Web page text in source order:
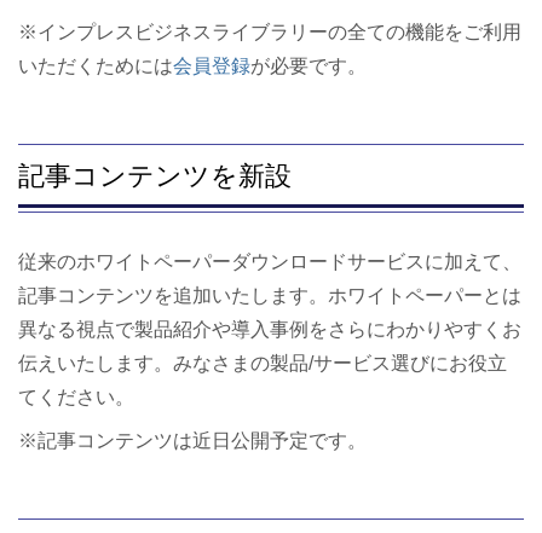
※インプレスビジネスライブラリーの全ての機能をご利用
いただくためには会員登録が必要です。
記事コンテンツを新設
従来のホワイトペーパーダウンロードサービスに加えて、
記事コンテンツを追加いたします。ホワイトペーパーとは
異なる視点で製品紹介や導入事例をさらにわかりやすくお
伝えいたします。みなさまの製品/サービス選びにお役立
てください。
※記事コンテンツは近日公開予定です。